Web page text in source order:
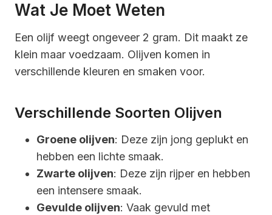
Wat Je Moet Weten
Een olijf weegt ongeveer 2 gram. Dit maakt ze
klein maar voedzaam. Olijven komen in
verschillende kleuren en smaken voor.
Verschillende Soorten Olijven
Groene olijven: Deze zijn jong geplukt en
hebben een lichte smaak.
Zwarte olijven: Deze zijn rijper en hebben
een intensere smaak.
Gevulde olijven: Vaak gevuld met